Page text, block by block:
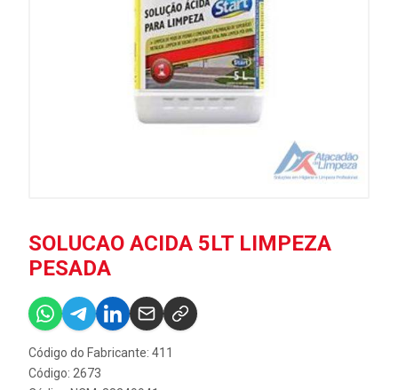
SOLUCAO ACIDA 5LT LIMPEZA
PESADA
Código do Fabricante: 411
Código: 2673